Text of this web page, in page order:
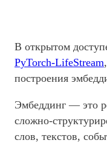
В открытом
PyTorch-LifeStream
построения
Эмбеддинг — это
сложно-
слов, текстов,